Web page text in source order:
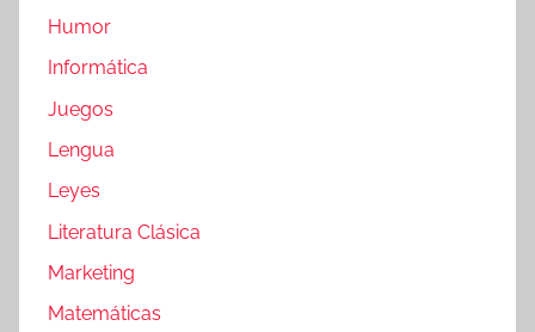
Humor
Informática
Juegos
Lengua
Leyes
Literatura Clásica
Marketing
Matemáticas